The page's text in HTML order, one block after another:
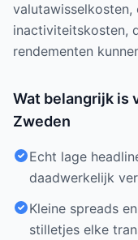
valutawisselkosten,
inactiviteitskosten,
rendementen
Wat belangrijk is
Zweden
Echt lage
daadwerkelijk
Kleine spreads
stilletjes elke